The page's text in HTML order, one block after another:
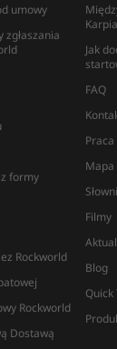
umowy
zgłaszania
formy
Rockworld
Rockworld
Dostawą
Jak
FAQ
Praca
Filmy
Blog
Quick